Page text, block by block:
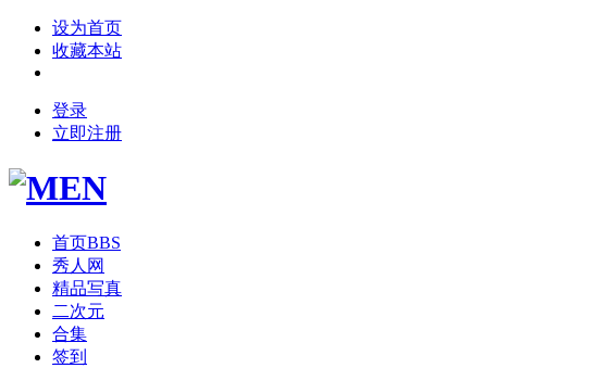
设为首页
收藏本站
登录
立即注册
首页BBS
秀人网
精品写真
二次元
合集
签到